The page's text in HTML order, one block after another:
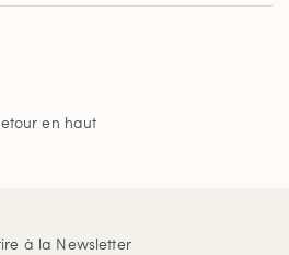
en haut
à la Newsletter